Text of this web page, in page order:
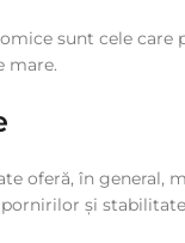
sunt cele
mare.
oferă, în
și